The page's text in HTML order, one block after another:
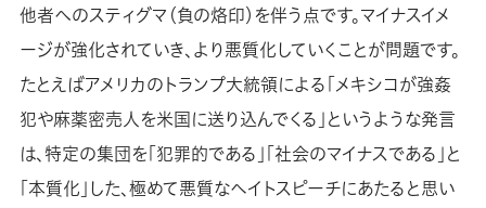
他者へのスティグマ（負の烙印）を伴う点です。マイナスイメ
ージが強化されていき、より悪質化していくことが問題です。
たとえばアメリカのトランプ大統領による「メキシコが強姦
犯や麻薬密売人を米国に送り込んでくる」というような発言
は、特定の集団を「犯罪的である」「社会のマイナスである」と
「本質化」した、極めて悪質なヘイトスピーチにあたると思い